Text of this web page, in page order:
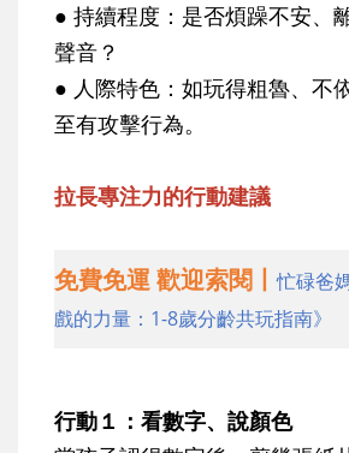
● 持續程度：是否煩躁不安、
聲音？
● 人際特色：如玩得粗魯、不
至有攻擊行為。
拉長專注力的行動建議
免費免運 歡迎索閱丨忙碌爸
戲的力量：1-8歲分齡共玩指南》
行動１：看數字、說顏色